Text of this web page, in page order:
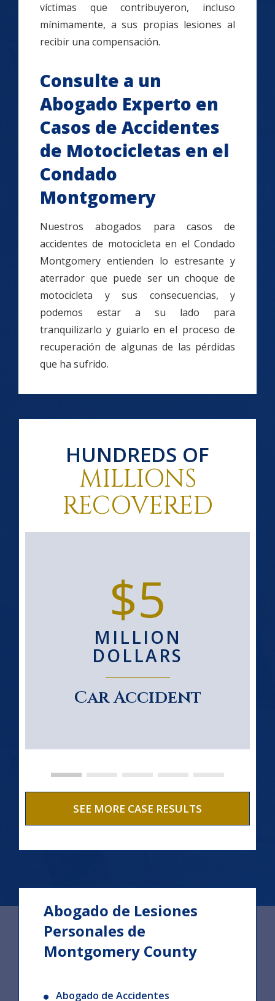
víctimas que contribuyeron, incluso
mínimamente, a sus propias lesiones al
recibir una compensación.
Consulte a un
Abogado Experto en
Casos de Accidentes
de Motocicletas en el
Condado
Montgomery
Nuestros abogados para casos de
accidentes de motocicleta en el Condado
Montgomery entienden lo estresante y
aterrador que puede ser un choque de
motocicleta y sus consecuencias, y
podemos estar a su lado para
tranquilizarlo y guiarlo en el proceso de
recuperación de algunas de las pérdidas
que ha sufrido.
HUNDREDS OF
MILLIONS
RECOVERED
$5
MILLION
DOLLARS
Car Accident
SEE MORE CASE RESULTS
Abogado de Lesiones
Personales de
Montgomery County
Abogado de Accidentes